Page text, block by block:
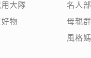
大隊
好物
名人
母親
風格